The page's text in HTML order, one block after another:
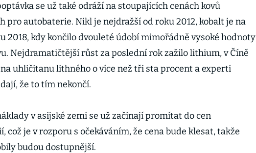
se už také odráží na stoupajících cenách kovů
pro autobaterie. Nikl je nejdražší od roku 2012, kobalt je na
2018, kdy končilo dvouleté údobí mimořádně vysoké hodnoty
Nejdramatičtější růst za poslední rok zažilo lithium, v Číně
uhličitanu lithného o více než tři sta procent a experti
že to tím nekončí.
v asijské zemi se už začínají promítat do cen
což je v rozporu s očekáváním, že cena bude klesat, takže
budou dostupnější.